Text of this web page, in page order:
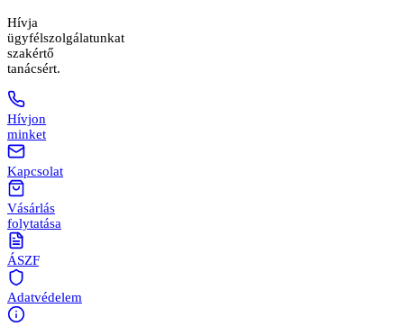
Hívja
ügyfélszolgálatunkat
szakértő
tanácsért.
Hívjon
minket
Kapcsolat
Vásárlás
folytatása
ÁSZF
Adatvédelem